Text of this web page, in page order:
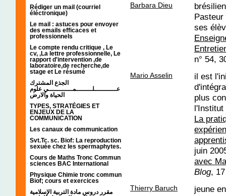
Rédiger un mail (courriel
éléctronique)
Le mail : astuces pour envoyer
des emails efficaces et
professionnels
Le compte rendu critique , Le
cv, ,La lettre professionnelle, Le
rapport d'intervention ,de
laboratoire,de recherche,de
stage et Le résumé
الجذع المشترك
عـــــــــــلــــــــمــــــــــــي علوم
الحياة والارض
TYPES, STRATÉGIES ET
ENJEUX DE LA
COMMUNICATION
Les canaux de communication
Svt.Tc. sc. Biof: La reproduction
sexuée chez les spermaphytes.
Cours de Maths Tronc Commun
sciences BAC International
Physique Chimie tronc commun
Biof; cours et exercices
مقرر دروس مادة التربية الإسلامية
Barbara Dieu
ses
n° 54,
Mario Asselin
il est
plus
l'Institut
La
juin
avec
Blog,
Thierry Baruch
jeune